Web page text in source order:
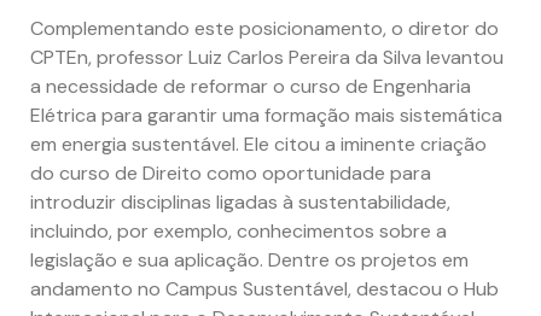
Complementando este posicionamento, o diretor do
CPTEn, professor Luiz Carlos Pereira da Silva levantou
a necessidade de reformar o curso de Engenharia
Elétrica para garantir uma formação mais sistemática
em energia sustentável. Ele citou a iminente criação
do curso de Direito como oportunidade para
introduzir disciplinas ligadas à sustentabilidade,
incluindo, por exemplo, conhecimentos sobre a
legislação e sua aplicação. Dentre os projetos em
andamento no Campus Sustentável, destacou o Hub